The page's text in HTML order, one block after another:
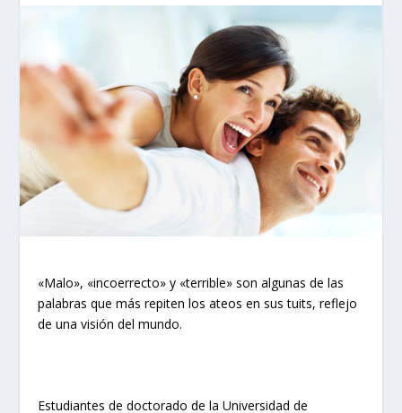
«Malo», «incoerrecto» y «terrible» son algunas de las
palabras que más repiten los ateos en sus tuits, reflejo
de una visión del mundo.
Estudiantes de doctorado de la Universidad de